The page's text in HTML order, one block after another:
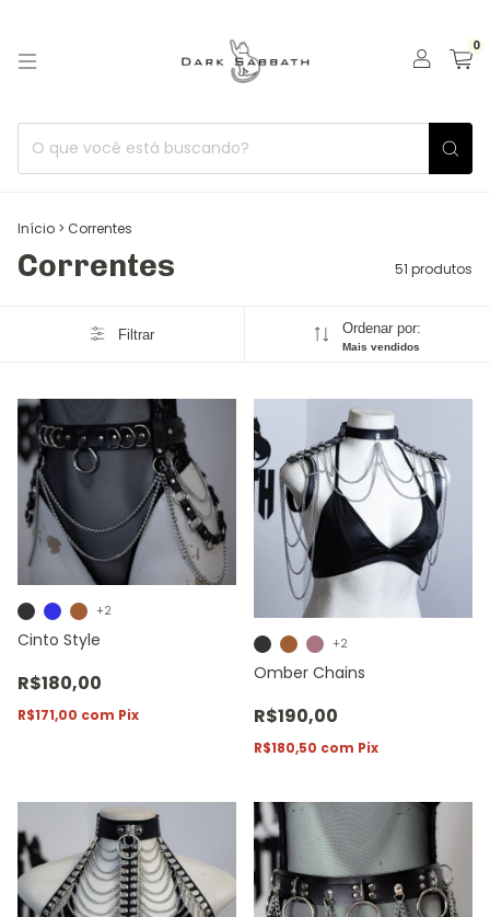
0
Início > Correntes
Correntes 51 produtos
Filtrar Ordenar por:
Mais vendidos
Cinto Style
R$180,00
R$171,00 com Pix
+2
Omber Chains
R$190,00
R$180,50 com Pix
+2